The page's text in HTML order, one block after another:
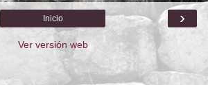
›
Inicio
Ver versión web